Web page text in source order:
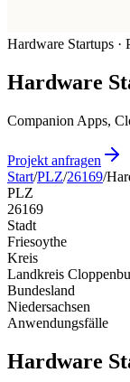
Hardware Startups ·
Hardware
Companion Apps,
Projekt anfragen
Start/PLZ/26169/
PLZ
26169
Stadt
Friesoythe
Kreis
Landkreis
Bundesland
Niedersachsen
Anwendungsfälle
Hardware